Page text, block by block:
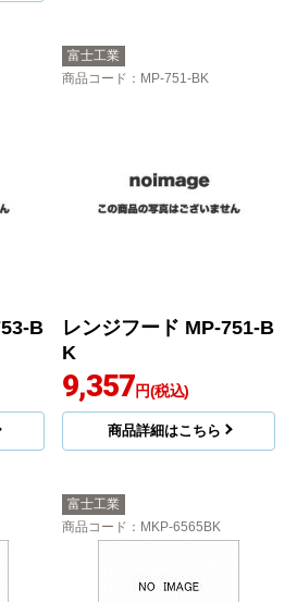
B
富士工業
商品コード ：MP-751-BK
レンジフード MP-751-B
K
9,357円(税込)
商品詳細はこちら
富士工業
商品コード ：MKP-6565BK